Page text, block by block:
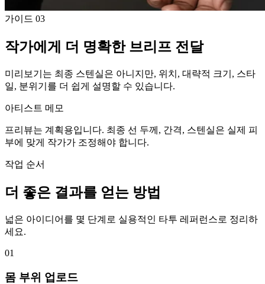
가이드 03
작가에게 더 명확한 브리프 전달
미리보기는 최종 스텐실은 아니지만, 위치, 대략적 크기, 스타
일, 분위기를 더 쉽게 설명할 수 있습니다.
아티스트 메모
프리뷰는 계획용입니다. 최종 선 두께, 간격, 스텐실은 실제 피
부에 맞게 작가가 조정해야 합니다.
작업 순서
더 좋은 결과를 얻는 방법
넓은 아이디어를 몇 단계로 실용적인 타투 레퍼런스로 정리하
세요.
01
몸 부위 업로드